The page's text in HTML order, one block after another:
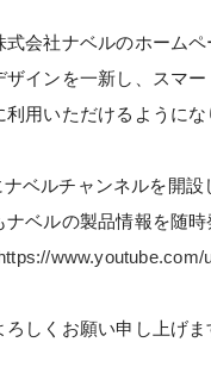
式会社ナベルのホーム
ザインを一新し、スマ
利用いただけるようにな
ベルチャンネルを開設
ナベルの製品情報を随時
www.youtube.com/
しくお願い申し上げま